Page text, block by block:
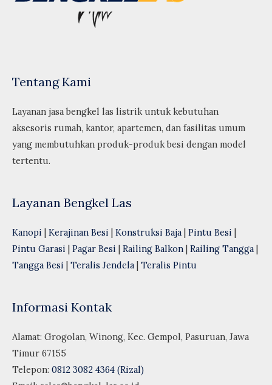
Tentang Kami
Layanan jasa bengkel las listrik untuk kebutuhan
aksesoris rumah, kantor, apartemen, dan fasilitas umum
yang membutuhkan produk-produk besi dengan model
tertentu.
Layanan Bengkel Las
Kanopi Kerajinan Besi Konstruksi Baja Pintu Besi
Pintu Garasi
Pagar Besi Railing Balkon Railing Tangga
Tangga Besi
Teralis Jendela Teralis Pintu
Informasi Kontak
Alamat: Grogolan, Winong, Kec. Gempol, Pasuruan, Jawa
Timur 67155
Telepon: 0812 3082 4364 (Rizal)